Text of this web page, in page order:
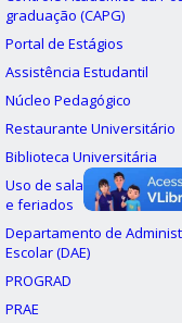
graduação (CAPG)
Portal de Estágios
Assistência Estudantil
Núcleo Pedagógico
Restaurante Universitário
Biblioteca Universitária
Uso de salas aos finais de
e feriados
Departamento de
Escolar (DAE)
PROGRAD
PRAE